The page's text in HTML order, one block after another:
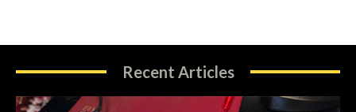
Recent Articles